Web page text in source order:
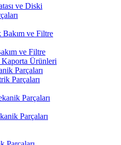
ve Diski
ve Filtre
ve Filtre
Ürünleri
Parçaları
Parçaları
Parçaları
Parçaları